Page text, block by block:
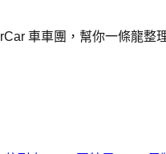
車車團，幫你一條龍整